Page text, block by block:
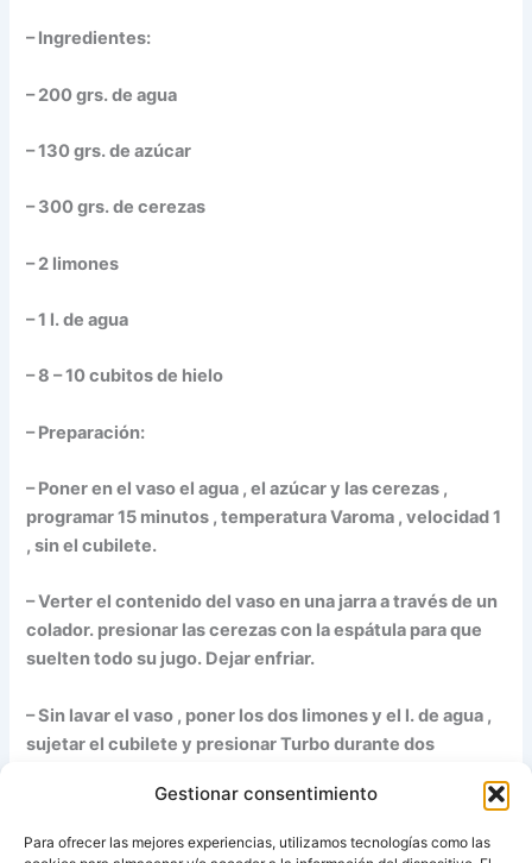
Gestionar consentimiento
Para ofrecer las mejores experiencias, utilizamos tecnologías como las
– Ingredientes:
– 200 grs. de agua
– 130 grs. de azúcar
– 300 grs. de cerezas
– 2 limones
– 1 l. de agua
– 8 – 10 cubitos de hielo
– Preparación:
– Poner en el vaso el agua , el azúcar y las cerezas ,
programar 15 minutos , temperatura Varoma , velocidad 1
, sin el cubilete.
– Verter el contenido del vaso en una jarra a través de un
colador. presionar las cerezas con la espátula para que
suelten todo su jugo. Dejar enfriar.
– Sin lavar el vaso , poner los dos limones y el l. de agua ,
sujetar el cubilete y presionar Turbo durante dos
espátula , verter la limonada en la jarra de las cerezas.